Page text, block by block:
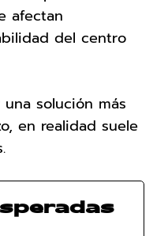
afectan
del centro
solución más
en realidad suele